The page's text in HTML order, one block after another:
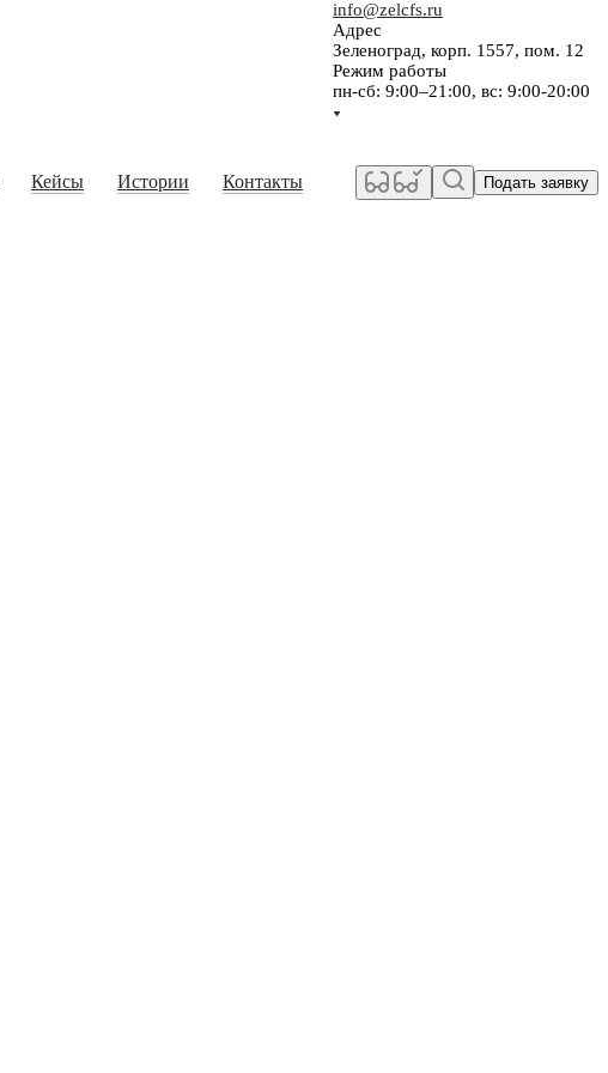
info@zelcfs.ru
Адрес
Зеленоград, корп. 1557, пом. 12
Режим работы
пн-сб: 9:00–21:00, вс: 9:00-20:00
Кейсы Истории Контакты Подать заявку